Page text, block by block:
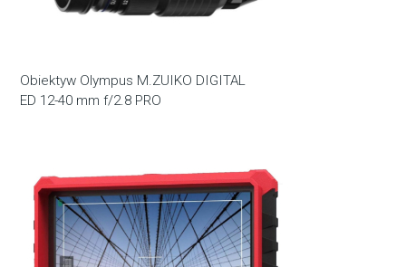
Obiektyw Olympus M.ZUIKO DIGITAL
ED 12-40 mm f/2.8 PRO